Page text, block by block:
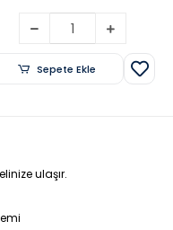
Sepete Ekle
ulaşır.